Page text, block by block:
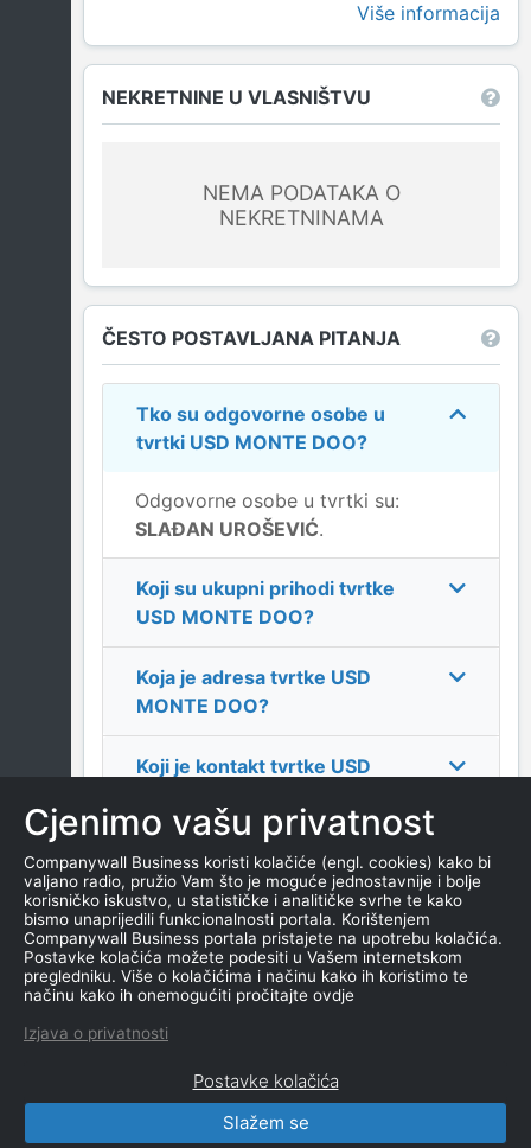
Više informacija
NEKRETNINE U VLASNIŠTVU
NEMA PODATAKA O
NEKRETNINAMA
ČESTO POSTAVLJANA PITANJA
Tko su odgovorne osobe u
tvrtki USD MONTE DOO?
Odgovorne osobe u tvrtki su:
SLAĐAN UROŠEVIĆ.
Koji su ukupni prihodi tvrtke
USD MONTE DOO?
Koja je adresa tvrtke USD
MONTE DOO?
Koji je kontakt tvrtke USD
Koliko ima zaposlenih
kompanijaUSD MONTE
DOO?
Koji je datum osnivanja
tvrtkeUSD MONTE DOO
CompanyWall Business © 2026
korišćenja | Izjava o privatnosti
Cjenimo vašu privatnost
Companywall Business koristi kolačiće (engl. cookies) kako bi
valjano radio, pružio Vam što je moguće jednostavnije i bolje
korisničko iskustvo, u statističke i analitičke svrhe te kako
bismo unaprijedili funkcionalnosti portala. Korištenjem
Companywall Business portala pristajete na upotrebu kolačića.
Postavke kolačića možete podesiti u Vašem internetskom
pregledniku. Više o kolačićima i načinu kako ih koristimo te
načinu kako ih onemogućiti pročitajte ovdje
Izjava o privatnosti
Postavke kolačića
Slažem se